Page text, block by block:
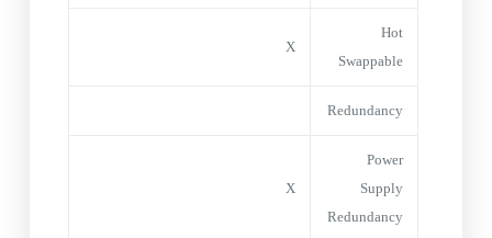
Hot
Swappable
X
Redundancy
Power
Supply
Redundancy
X